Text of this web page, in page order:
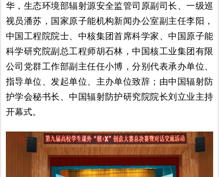
华，生态环境部辐射源安全监管司原副司长、一级巡
视员潘苏，国家原子能机构新闻办公室副主任李阳，
中国工程院院士、中核集团首席科学家、中国原子能
科学研究院副总工程师胡石林，中国核工业集团有限
公司党群工作部副主任任小博，分别代表承办单位、
指导单位、发起单位、主办单位致辞；由中国辐射防
护学会秘书长、中国辐射防护研究院院长刘立业主持
开幕式。